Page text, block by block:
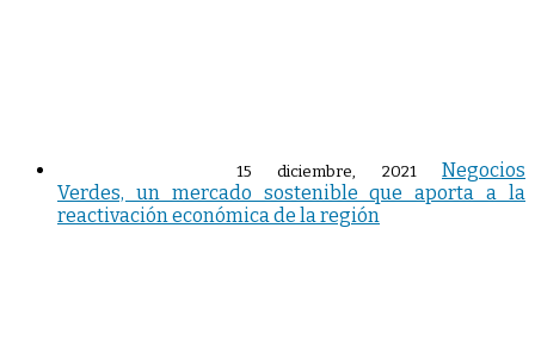
15 diciembre, 2021
Negocios
Verdes, un mercado sostenible que aporta a la
reactivación económica de la región